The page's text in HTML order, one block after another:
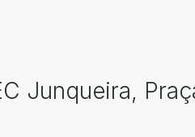
Junqueira,